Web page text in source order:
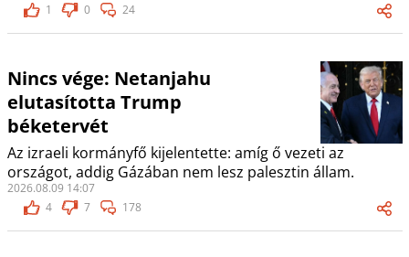
1
0 24
Nincs vége: Netanjahu
elutasította Trump
béketervét
Az izraeli kormányfő kijelentette: amíg ő vezeti az
országot, addig Gázában nem lesz palesztin állam.
2026.08.09 14:07
4
7 178